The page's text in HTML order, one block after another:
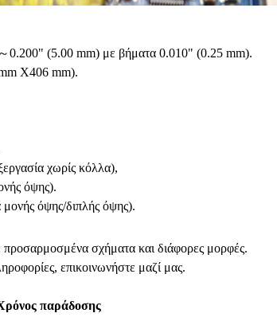
0.200" (5.00 mm) με βήματα 0.010" (0.25 mm).
X406 mm).
χωρίς κόλλα),
όψης).
όψης/διπλής όψης).
προσαρμοσμένα σχήματα και διάφορες μορφές.
επικοινωνήστε μαζί μας.
παράδοσης